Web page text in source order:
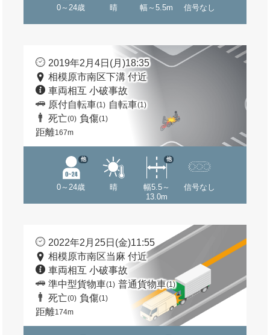
0～24歳 晴 幅～5.5m 信号なし
2019年2月4日(月)18:35
相模原市南区下溝 付近
車両相互 小破事故
原付自転車(1) 自転車(1)
死亡(0) 負傷(1)
距離167m
0～24歳
他
晴
幅5.5～
13.0m
他
信号なし
2022年2月25日(金)11:55
相模原市南区当麻 付近
車両相互 小破事故
準中型貨物車(1) 普通貨物車(1)
死亡(0) 負傷(1)
距離174m